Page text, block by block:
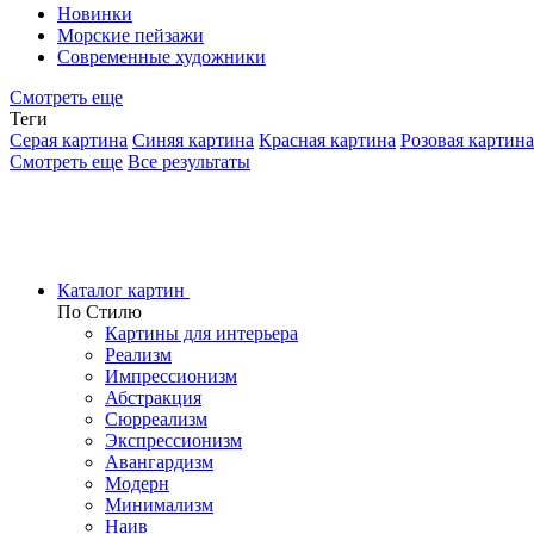
Новинки
Морские пейзажи
Современные художники
Смотреть еще
Теги
Серая картина Синяя картина Красная картина Розовая картина
Смотреть еще Все результаты
Каталог картин
По Стилю
Картины для интерьера
Реализм
Импрессионизм
Абстракция
Сюрреализм
Экспрессионизм
Авангардизм
Модерн
Минимализм
Наив